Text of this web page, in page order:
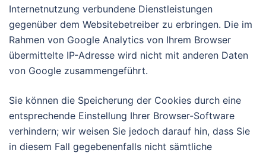
Internetnutzung verbundene Dienstleistungen
gegenüber dem Websitebetreiber zu erbringen. Die im
Rahmen von Google Analytics von Ihrem Browser
übermittelte IP-Adresse wird nicht mit anderen Daten
von Google zusammengeführt.
Sie können die Speicherung der Cookies durch eine
entsprechende Einstellung Ihrer Browser-Software
verhindern; wir weisen Sie jedoch darauf hin, dass Sie
in diesem Fall gegebenenfalls nicht sämtliche